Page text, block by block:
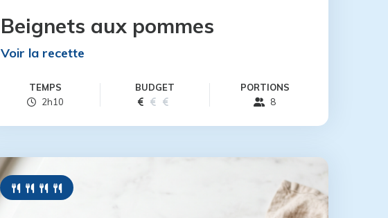
Beignets aux pommes
Voir la recette
TEMPS
2h10
BUDGET
PORTIONS
8